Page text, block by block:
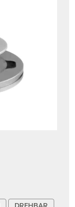
DREHBAR